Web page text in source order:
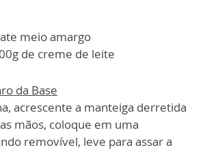
meio amargo
de creme de leite
da Base
acrescente a manteiga derretida
mãos, coloque em uma
removível, leve para assar a